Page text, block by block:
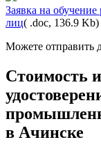
Заявка на
лиц( .doc, 136.9 Kb)
Можете отправить
Стоимость
в Ачинске